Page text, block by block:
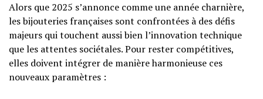
Alors que 2025 s’annonce comme une année charnière,
les bijouteries françaises sont confrontées à des défis
majeurs qui touchent aussi bien l’innovation technique
que les attentes sociétales. Pour rester compétitives,
elles doivent intégrer de manière harmonieuse ces
nouveaux paramètres :